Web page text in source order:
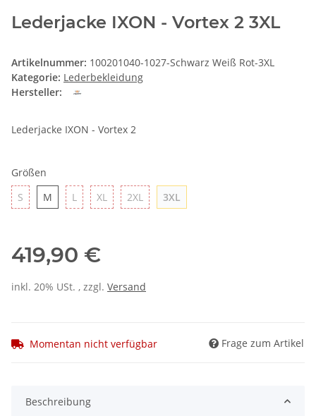
Lederjacke IXON - Vortex 2 3XL
Artikelnummer: 100201040-1027-Schwarz Weiß Rot-3XL
Kategorie: Lederbekleidung
Hersteller:
Lederjacke IXON - Vortex 2
Größen
S
M L XL XL 2XL 2XL 3XL
419,90 €
inkl. 20% USt. , zzgl. Versand
Momentan nicht verfügbar Frage zum Artikel
Beschreibung